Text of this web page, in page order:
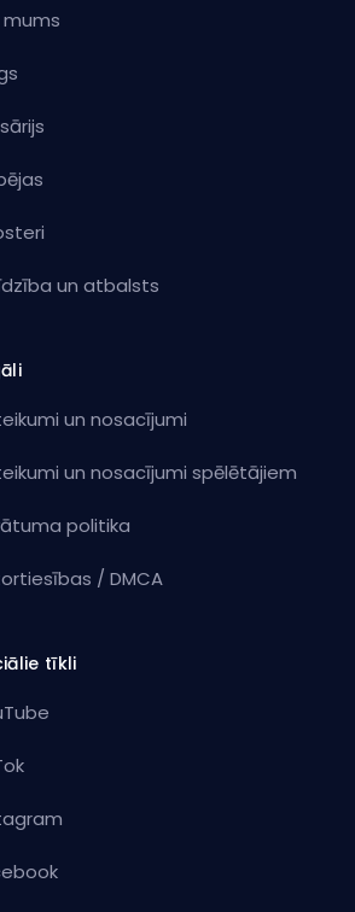
mums
un atbalsts
un nosacījumi
un nosacījumi spēlētājiem
politika
/ DMCA
tīkli